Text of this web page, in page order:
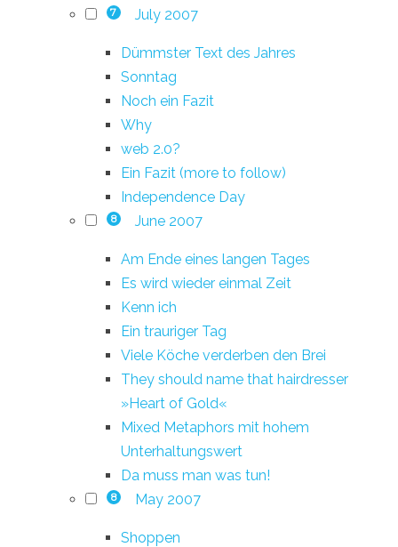
7 July 2007
Dümmster Text des Jahres
Sonntag
Noch ein Fazit
Why
web 2.0?
Ein Fazit (more to follow)
Independence Day
8 June 2007
Am Ende eines langen Tages
Es wird wieder einmal Zeit
Kenn ich
Ein trauriger Tag
Viele Köche verderben den Brei
They should name that hairdresser
»Heart of Gold«
Mixed Metaphors mit hohem
Unterhaltungswert
Da muss man was tun!
8 May 2007
Shoppen